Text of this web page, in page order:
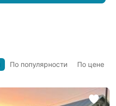
По популярности По цене